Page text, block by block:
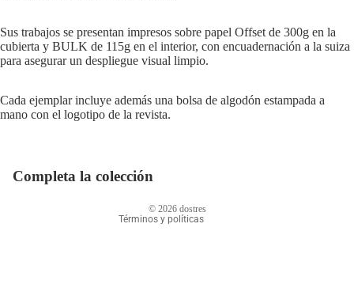
Sus trabajos se presentan impresos sobre papel Offset de 300g en la
cubierta y BULK de 115g en el interior, con encuadernación a la suiza
para asegurar un despliegue visual limpio.
Cada ejemplar incluye además una bolsa de algodón estampada a
mano con el logotipo de la revista.
Completa la colección
© 2026 dostres
Términos y políticas
Política de privacidad
Política de reembolso